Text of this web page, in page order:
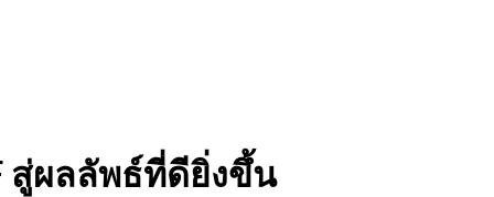
สู่ผลลัพธ์ที่ดียิ่งขึ้น